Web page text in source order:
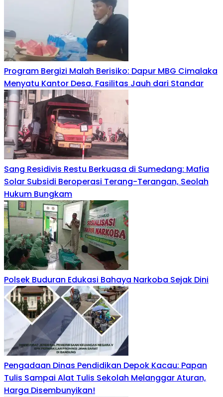
Program Bergizi Malah Berisiko: Dapur MBG Cimalaka
Menyatu Kantor Desa, Fasilitas Jauh dari Standar
Sang Residivis Restu Berkuasa di Sumedang: Mafia
Solar Subsidi Beroperasi Terang-Terangan, Seolah
Hukum Bungkam
Polsek Buduran Edukasi Bahaya Narkoba Sejak Dini
Pengadaan Dinas Pendidikan Depok Kacau: Papan
Tulis Sampai Alat Tulis Sekolah Melanggar Aturan,
Harga Disembunyikan!